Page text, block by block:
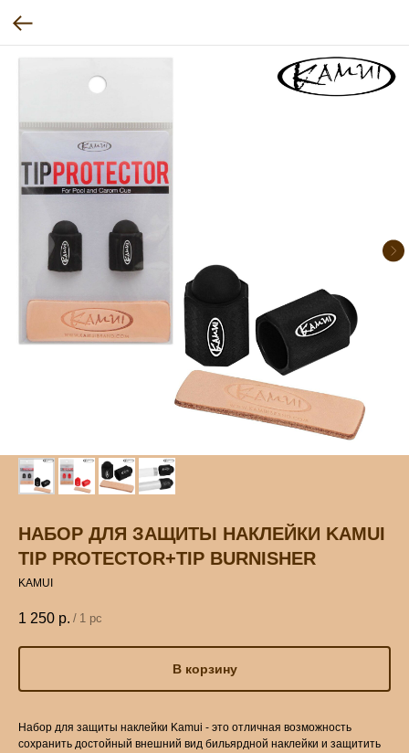
НАБОР ДЛЯ ЗАЩИТЫ НАКЛЕЙКИ KAMUI
TIP PROTECTOR+TIP BURNISHER
KAMUI
1 250 р. / 1 pc
В корзину
Набор для защиты наклейки Kamui - это отличная возможность
сохранить достойный внешний вид бильярдной наклейки и защитить